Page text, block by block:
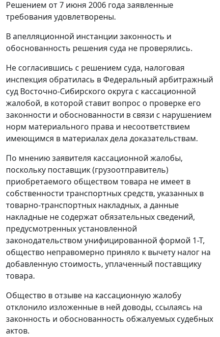
Решением от 7 июня 2006 года заявленные
требования удовлетворены.
В апелляционной инстанции законность и
обоснованность решения суда не проверялись.
Не согласившись с решением суда, налоговая
инспекция обратилась в Федеральный арбитражный
суд Восточно-Сибирского округа с кассационной
жалобой, в которой ставит вопрос о проверке его
законности и обоснованности в связи с нарушением
норм материального права и несоответствием
имеющимся в материалах дела доказательствам.
По мнению заявителя кассационной жалобы,
поскольку поставщик (грузоотправитель)
приобретаемого обществом товара не имеет в
собственности транспортных средств, указанных в
товарно-транспортных накладных, а данные
накладные не содержат обязательных сведений,
предусмотренных установленной
законодательством унифицированной формой 1-Т,
общество неправомерно приняло к вычету налог на
добавленную стоимость, уплаченный поставщику
товара.
Общество в отзыве на кассационную жалобу
отклонило изложенные в ней доводы, ссылаясь на
законность и обоснованность обжалуемых судебных
актов.